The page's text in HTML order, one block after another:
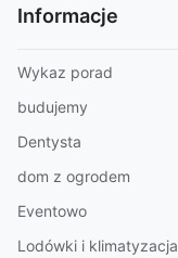
Informacje
Wykaz porad
budujemy
Dentysta
dom z ogrodem
Eventowo
Lodówki i klimatyzacja